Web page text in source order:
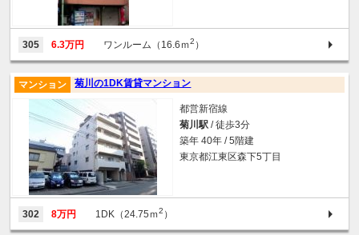
305 6.3万円 ワンルーム（16.6ｍ2 ）
菊川の1DK賃貸マンション
マンション
都営新宿線
菊川駅 / 徒歩3分
築年 40年 / 5階建
東京都江東区森下5丁目
302 8万円 1DK（24.75ｍ2 ）